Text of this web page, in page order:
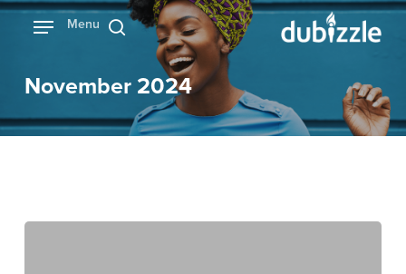
Skip
content
بحث
Menu
November 2024